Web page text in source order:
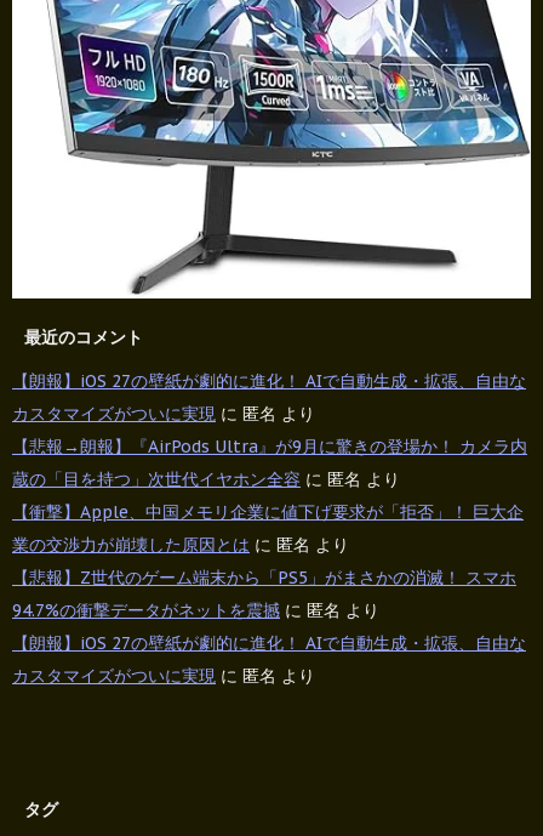
最近のコメント
【朗報】iOS 27の壁紙が劇的に進化！ AIで自動生成・拡張、自由な
カスタマイズがついに実現 に 匿名 より
【悲報→朗報】『AirPods Ultra』が9月に驚きの登場か！ カメラ内
蔵の「目を持つ」次世代イヤホン全容 に 匿名 より
【衝撃】Apple、中国メモリ企業に値下げ要求が「拒否」！ 巨大企
業の交渉力が崩壊した原因とは に 匿名 より
【悲報】Z世代のゲーム端末から「PS5」がまさかの消滅！ スマホ
94.7%の衝撃データがネットを震撼 に 匿名 より
【朗報】iOS 27の壁紙が劇的に進化！ AIで自動生成・拡張、自由な
カスタマイズがついに実現 に 匿名 より
タグ